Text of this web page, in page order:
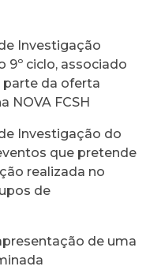
Investigação
9º ciclo, associado
da oferta
NOVA FCSH
Investigação do
que pretende
realizada no
de
de uma